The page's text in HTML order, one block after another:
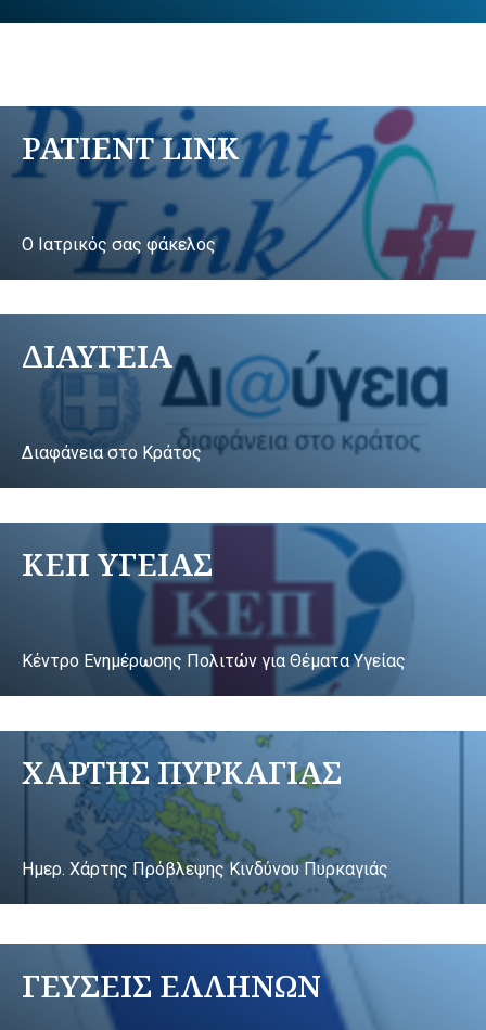
PATIENT LINK
Ο Ιατρικός σας φάκελος
ΔΙΑΥΓΕΙΑ
Διαφάνεια στο Κράτος
ΚΕΠ ΥΓΕΙΑΣ
Κέντρο Ενημέρωσης Πολιτών για Θέματα Υγείας
ΧΑΡΤΗΣ ΠΥΡΚΑΓΙΑΣ
Ημερ. Χάρτης Πρόβλεψης Κινδύνου Πυρκαγιάς
ΓΕΥΣΕΙΣ ΕΛΛΗΝΩΝ